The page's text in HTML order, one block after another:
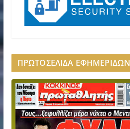
ΠΡΩΤΟΣΕΛΙΔΑ ΕΦΗΜΕΡΙΔΩΝ